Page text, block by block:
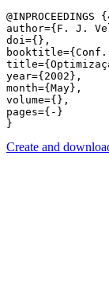
@INPROCEEDINGS
author={F. J.
doi={},
booktitle={Conf.
year={2002},
month={May},
volume={},
pages={-}
Create and